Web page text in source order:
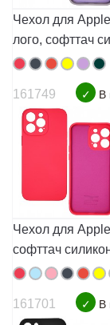
Чехол для
лого, софттач
161749 ✓ В
Чехол для
софттач
161701 ✓ В